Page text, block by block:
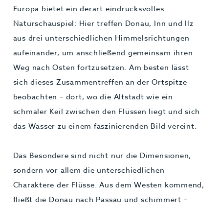
Europa bietet ein derart eindrucksvolles
Naturschauspiel: Hier treffen Donau, Inn und Ilz
aus drei unterschiedlichen Himmelsrichtungen
aufeinander, um anschließend gemeinsam ihren
Weg nach Osten fortzusetzen. Am besten lässt
sich dieses Zusammentreffen an der Ortspitze
beobachten – dort, wo die Altstadt wie ein
schmaler Keil zwischen den Flüssen liegt und sich
das Wasser zu einem faszinierenden Bild vereint.
Das Besondere sind nicht nur die Dimensionen,
sondern vor allem die unterschiedlichen
Charaktere der Flüsse. Aus dem Westen kommend,
fließt die Donau nach Passau und schimmert –